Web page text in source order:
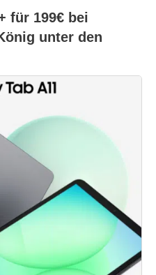
für 199€ bei
unter den